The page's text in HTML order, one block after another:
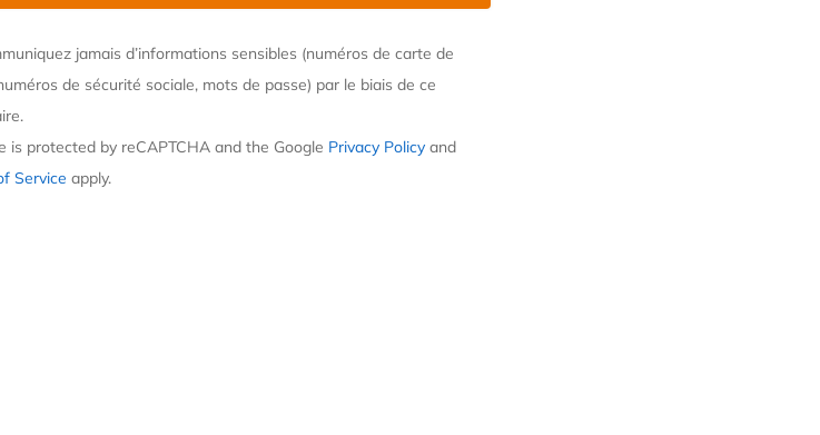
jamais d’informations sensibles (numéros de carte de
de sécurité sociale, mots de passe) par le biais de ce
is protected by reCAPTCHA and the Google Privacy Policy and
Service apply.